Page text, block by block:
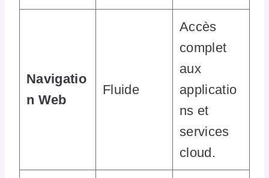
Navigatio
n Web
Fluide
Accès
complet
aux
applicatio
ns et
services
cloud.